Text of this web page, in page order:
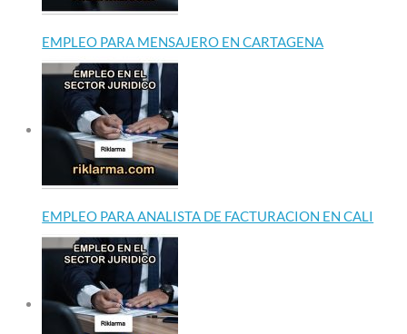
EMPLEO PARA MENSAJERO EN CARTAGENA
EMPLEO PARA ANALISTA DE FACTURACION EN CALI